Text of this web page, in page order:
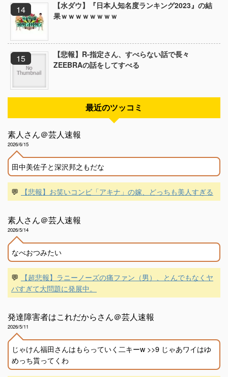
【水ダウ】『日本人知名度ランキング2023』の結
果ｗｗｗｗｗｗｗｗ
【悲報】R-指定さん、すべらない話で長々
ZEEBRAの話をしてすべる
最近のツッコミ
素人さん＠芸人速報
2026/6/15
田中美佐子と深沢邦之もだな
💬 【悲報】お笑いコンビ「アキナ」の嫁、どっちも美人すぎる
素人さん＠芸人速報
2026/5/14
なべおつみたい
💬
【超悲報】ラニーノーズの痛ファン（男）、とんでもなくヤ
バすぎて大問題に発展中。
発達障害者はこれだからさん＠芸人速報
2026/5/11
じゃけん福田さんはもらっていく二キーw >>9 じゃあワイはゆ
めっち貰ってくわ